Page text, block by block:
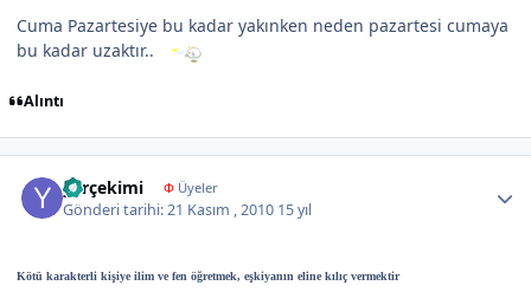
Cuma Pazartesiye bu kadar yakınken neden pazartesi cumaya
bu kadar uzaktır..
Alıntı
yarçekimi ΦÜyeler
Gönderi tarihi:21 Kasım , 2010 15 yıl
Kötü karakterli kişiye ilim ve fen öğretmek, eşkiyanın eline kılıç vermektir